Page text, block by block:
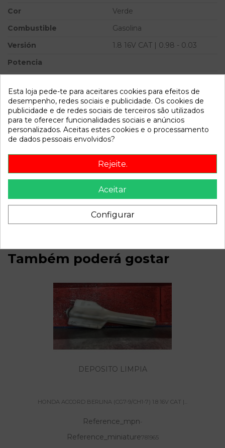
Cor
Verde
Combustible
Gasolina
Versión
1.8 16V CAT | 0.98 - 0.03
Potencia
9/CH1-7) 1.8 16V CAT | 0.98 -
0.03
Referência 782250
Disponível a partir de: 2022-04-04
Recambio de electroventilador para honda accord berlina
(cg7-9/ch1-7) 1.8 16v cat | 0.98 - 0.03 1.8 16v cat | 0.98 - 0.03
referencia OEM IAM
Também poderá gostar
DEPOSITO LIMPIA
HONDA ACCORD BERLINA (CG7-9/CH1-7) 1.8 16V CAT |...
Reference_mpn-
Reference_miniature781965
Esta loja pede-te para aceitares cookies para efeitos de
desempenho, redes sociais e publicidade. Os cookies de
publicidade e de redes sociais de terceiros são utilizados
para te oferecer funcionalidades sociais e anúncios
personalizados. Aceitas estes cookies e o processamento
de dados pessoais envolvidos?
Rejeite.
Aceitar
Configurar